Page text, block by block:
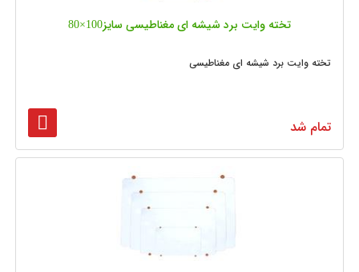
تخته وایت برد شیشه‌ ای مغناطیسی سایز100×80
تخته وایت برد شیشه ای مغناطیسی
تمام شد